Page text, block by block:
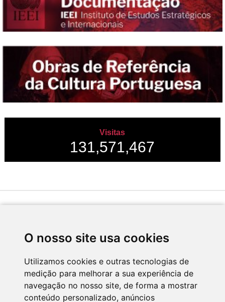
O nosso site usa cookies
Utilizamos cookies e outras tecnologias de
medição para melhorar a sua experiência de
navegação no nosso site, de forma a mostrar
conteúdo personalizado, anúncios
Visitas
131,571,467